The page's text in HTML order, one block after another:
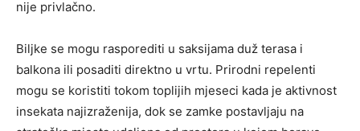
nije privlačno.
Biljke se mogu rasporediti u saksijama duž terasa i
balkona ili posaditi direktno u vrtu. Prirodni repelenti
mogu se koristiti tokom toplijih mjeseci kada je aktivnost
insekata najizraženija, dok se zamke postavljaju na